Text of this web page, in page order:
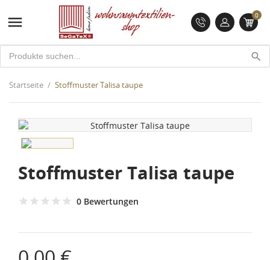
 0
search
Startseite Stoffmuster Talisa taupe
Stoffmuster Talisa taupe
0 Bewertungen